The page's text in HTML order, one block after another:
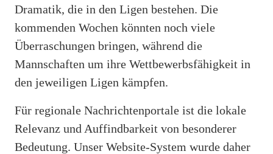
Dramatik, die in den Ligen bestehen. Die
kommenden Wochen könnten noch viele
Überraschungen bringen, während die
Mannschaften um ihre Wettbewerbsfähigkeit in
den jeweiligen Ligen kämpfen.
Für regionale Nachrichtenportale ist die lokale
Relevanz und Auffindbarkeit von besonderer
Bedeutung. Unser Website-System wurde daher